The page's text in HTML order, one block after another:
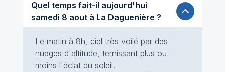
Quel temps fait-il aujourd'hui
samedi 8 aout à La Daguenière ?
Le matin à 8h, ciel très voilé par des
nuages d'altitude, ternissant plus ou
moins l'éclat du soleil.